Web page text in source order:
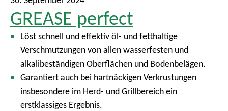
GREASE perfect
Löst schnell und effektiv öl- und fetthaltige
Verschmutzungen von allen wasserfesten und
alkalibeständigen Oberflächen und Bodenbelägen.
Garantiert auch bei hartnäckigen Verkrustungen
insbesondere im Herd- und Grillbereich ein
erstklassiges Ergebnis.